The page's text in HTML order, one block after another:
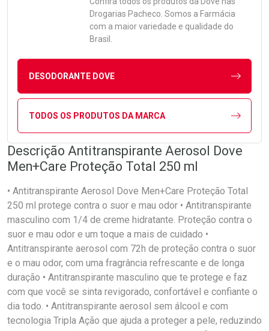
Drogarias Pacheco. Somos a Farmácia
com a maior variedade e qualidade do
Brasil.
DESODORANTE DOVE
TODOS OS PRODUTOS DA MARCA
Descrição Antitranspirante Aerosol Dove
Men+Care Proteção Total 250 ml
• Antitranspirante Aerosol Dove Men+Care Proteção Total
250 ml protege contra o suor e mau odor • Antitranspirante
masculino com 1/4 de creme hidratante. Proteção contra o
suor e mau odor e um toque a mais de cuidado •
Antitranspirante aerosol com 72h de proteção contra o suor
e o mau odor, com uma fragrância refrescante e de longa
duração • Antitranspirante masculino que te protege e faz
com que você se sinta revigorado, confortável e confiante o
dia todo. • Antitranspirante aerosol sem álcool e com
tecnologia Tripla Ação que ajuda a proteger a pele, reduzindo